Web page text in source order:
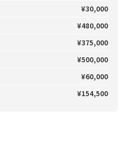
¥30,000
¥480,000
¥375,000
¥500,000
¥60,000
¥154,500